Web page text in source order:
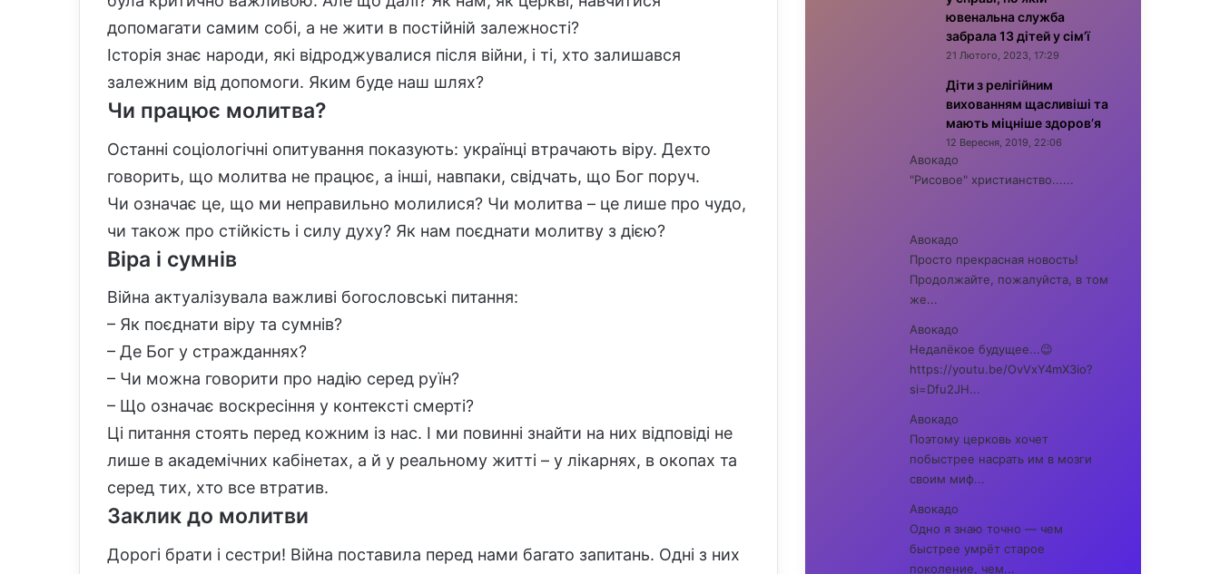
допомагати самим собі, а не жити в постійній залежності?
Історія знає народи, які відроджувалися після війни, і ті, хто залишався
залежним від допомоги. Яким буде наш шлях?
Чи працює молитва?
Останні соціологічні опитування показують: українці втрачають віру. Дехто
говорить, що молитва не працює, а інші, навпаки, свідчать, що Бог поруч.
Чи означає це, що ми неправильно молилися? Чи молитва – це лише про чудо,
чи також про стійкість і силу духу? Як нам поєднати молитву з дією?
Віра і сумнів
Війна актуалізувала важливі богословські питання:
– Як поєднати віру та сумнів?
– Де Бог у стражданнях?
– Чи можна говорити про надію серед руїн?
– Що означає воскресіння у контексті смерті?
Ці питання стоять перед кожним із нас. І ми повинні знайти на них відповіді не
лише в академічних кабінетах, а й у реальному житті – у лікарнях, в окопах та
серед тих, хто все втратив.
Заклик до молитви
Дорогі брати і сестри! Війна поставила перед нами багато запитань. Одні з них
ювенальна служба
забрала 13 дітей у сім’ї
21 Лютого, 2023, 17:29
Діти з релігійним
вихованням щасливіші та
мають міцніше здоров’я
12 Вересня, 2019, 22:06
Авокадо
"Рисовое" христианство......
Авокадо
Просто прекрасная новость!
Продолжайте, пожалуйста, в том
же...
Авокадо
Недалёкое будущее...😉
https://youtu.be/OvVxY4mX3io?
si=Dfu2JH...
Авокадо
Поэтому церковь хочет
побыстрее насрать им в мозги
своим миф...
Авокадо
Одно я знаю точно — чем
быстрее умрёт старое
поколение, чем...